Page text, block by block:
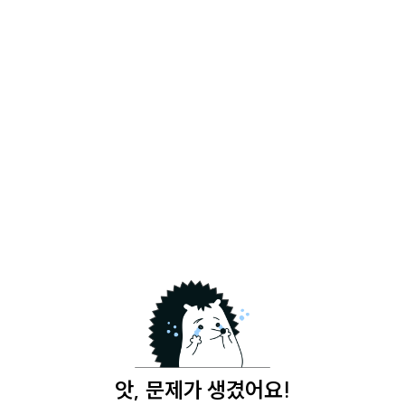
앗, 문제가 생겼어요!